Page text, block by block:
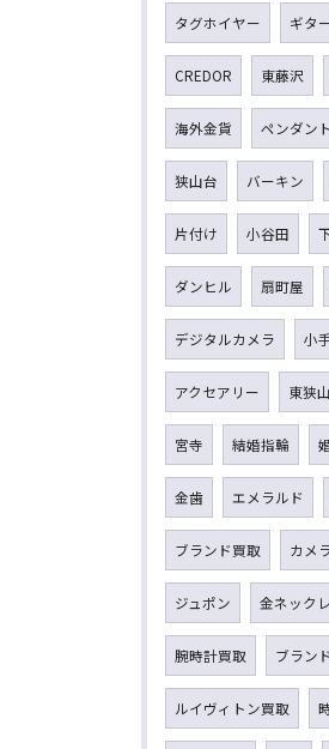
タグホイヤー ギタ
CREDOR 東藤沢
海外金貨 ペンダン
狭山台 バーキン
片付け 小谷田
ダンヒル 扇町屋
デジタルカメラ 小
アクセアリー 東狭
宮寺 結婚指輪
金歯 エメラルド
ブランド買取 カメ
ジュポン 金ネック
腕時計買取 ブラン
ルイヴィトン買取